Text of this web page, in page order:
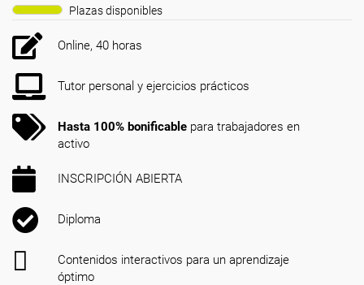
Plazas disponibles
Online, 40 horas
Tutor personal y ejercicios prácticos
Hasta 100% bonificable para trabajadores en
activo
INSCRIPCIÓN ABIERTA
Diploma
Contenidos interactivos para un aprendizaje
óptimo